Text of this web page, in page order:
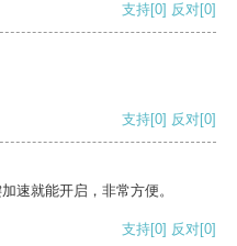
支持[0] 反对[0]
支持[0] 反对[0]
速就能开启，非常方便。
支持[0] 反对[0]